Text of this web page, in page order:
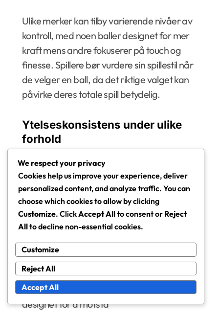
Ulike merker kan tilby varierende nivåer av
kontroll, med noen baller designet for mer
kraft mens andre fokuserer på touch og
finesse. Spillere bør vurdere sin spillestil når
de velger en ball, da det riktige valget kan
påvirke deres totale spill betydelig.
Ytelseskonsistens under ulike
forhold
turneringsspill, da forholdene kan variere
mye. Høykvalitets turneringsballer
opprettholder sine egenskaper under ulike
værforhold, enten det er fuktig, tørt, varmt
eller kaldt. Denne påliteligheten sikrer at
spillerne kan prestere på sitt beste
uavhengig av eksterne faktorer.
For eksempel er noen baller spesifikt
designet for å motstå
We respect your privacy
Cookies help us improve your experience, deliver
personalized content, and analyze traffic. You can
choose which cookies to allow by clicking
Customize. ClickAccept Allto consent or Reject
Allto decline non-essential cookies.
Customize
Reject All
Accept All